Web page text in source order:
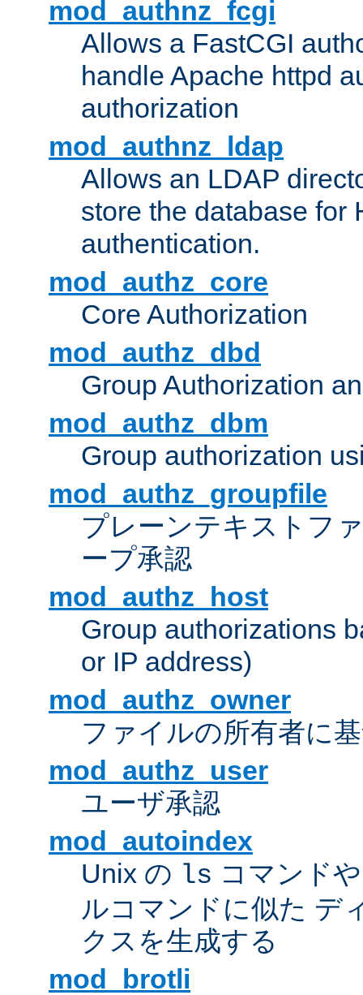
mod_authnz_fcgi
Allows a FastCGI
handle Apache httpd
authorization
mod_authnz_ldap
Allows an LDAP
store the database for
authentication.
mod_authz_core
Core Authorization
mod_authz_dbd
Group Authorization
mod_authz_dbm
Group authorization
mod_authz_groupfile
プレーンテキストフ
ープ承認
mod_authz_host
Group authorizations
or IP address)
mod_authz_owner
ファイルの所有者に
mod_authz_user
ユーザ承認
mod_autoindex
Unix の ls コマンド
ルコマンドに似た デ
クスを生成する
mod_brotli